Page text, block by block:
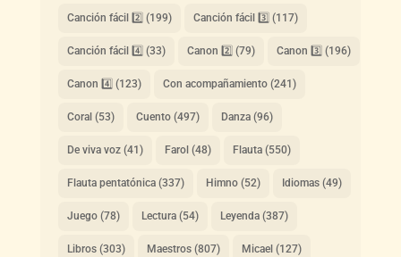
Canción fácil 2️⃣ (199) Canción fácil 3️⃣ (117)
Canción fácil 4️⃣ (33) Canon 2️⃣ (79) Canon 3️⃣ (196)
Canon 4️⃣ (123) Con acompañamiento(241)
Coral (53) Cuento(497) Danza(96)
De viva voz(41) Farol (48) Flauta(550)
Flauta pentatónica(337) Himno(52) Idiomas(49)
Juego(78) Lectura(54) Leyenda(387)
Libros(303) Maestros(807) Micael (127)